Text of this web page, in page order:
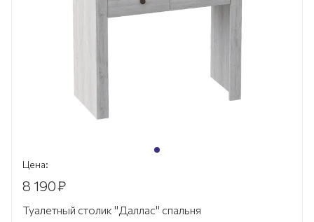
Цена:
8 190₽
Туалетный столик "Даллас" спальня